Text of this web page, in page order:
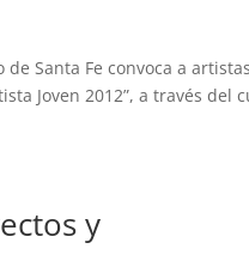
Santa Fe convoca a
Joven 2012”, a través del
y